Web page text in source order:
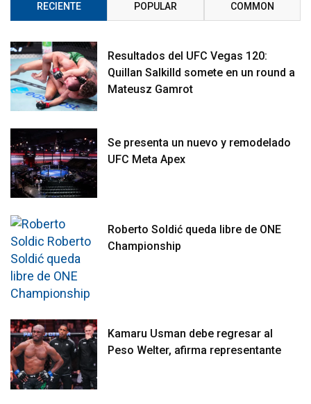
RECIENTE POPULAR COMMON
Resultados del UFC Vegas 120:
Quillan Salkilld somete en un round a
Mateusz Gamrot
Se presenta un nuevo y remodelado
UFC Meta Apex
Roberto Soldić queda libre de ONE
Championship
Kamaru Usman debe regresar al
Peso Welter, afirma representante